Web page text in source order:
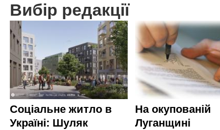
Вибір редакції
Соціальне житло в
Україні: Шуляк
На окупованій
Луганщині